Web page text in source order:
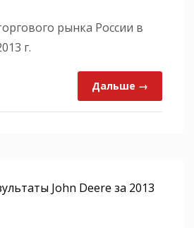
рынка России в
г.
Дальше →
John Deere за 2013